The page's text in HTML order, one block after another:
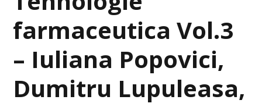
farmaceutica Vol.3
– Iuliana Popovici,
Dumitru Lupuleasa,